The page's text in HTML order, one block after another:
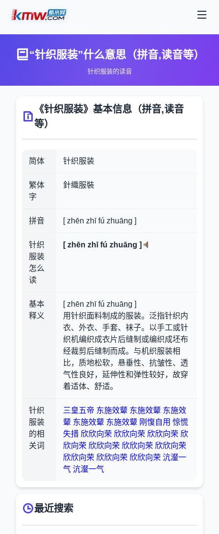
“针织服装”什么意思（拼音,读音等）
针织服装的读音
《针织服装》基本信息（拼音,读音
等）
简体 针织服装
繁体
字
針織服裝
拼音 [ zhēn zhī fú zhuāng ]
针织
服装
怎么
读
[ zhēn zhī fú zhuāng ]
基本
释义
[ zhēn zhī fú zhuāng ]
用针织面料制成的服装。泛指针织内
衣、外衣、手套、袜子。以手工或针
织机编织成衣片后缝制或编织成坯布
经裁剪后缝制而成。与机织服装相
比，质地松软，悬垂性、抗皱性、透
气性良好，延伸性和弹性较好，故穿
着适体、舒适。
针织
服装
的相
关词
三皇五帝 东施效颦 东施效颦 东施效
颦 东施效颦 东施效颦 刚愎自用 惊慌
失措 欣欣向荣 欣欣向荣 欣欣向荣 欣
欣向荣 欣欣向荣 欣欣向荣 欣欣向荣
欣欣向荣 欣欣向荣 欣欣向荣 沆瀣一
气 沆瀣一气
最近搜索